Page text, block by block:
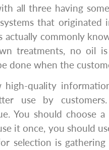
all three having
that originated
actually commonly
treatments, no oil
done when the
high-quality
use by customers.
You should choose
it once, you should
selection is